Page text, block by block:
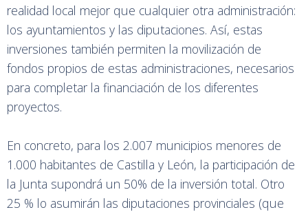
realidad local mejor que cualquier otra administración:
los ayuntamientos y las diputaciones. Así, estas
inversiones también permiten la movilización de
fondos propios de estas administraciones, necesarios
para completar la financiación de los diferentes
proyectos.
En concreto, para los 2.007 municipios menores de
1.000 habitantes de Castilla y León, la participación de
la Junta supondrá un 50% de la inversión total. Otro
25 % lo asumirán las diputaciones provinciales (que